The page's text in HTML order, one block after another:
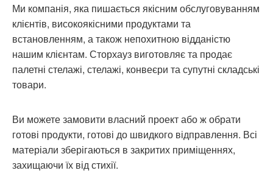
Ми компанія, яка пишається якісним обслуговуванням
клієнтів, високоякісними продуктами та
встановленням, а також непохитною відданістю
нашим клієнтам. Сторхауз виготовляє та продає
палетні стелажі, стелажі, конвеєри та супутні складські
товари.
Ви можете замовити власний проект або ж обрати
готові продукти, готові до швидкого відправлення. Всі
матеріали зберігаються в закритих приміщеннях,
захищаючи їх від стихії.